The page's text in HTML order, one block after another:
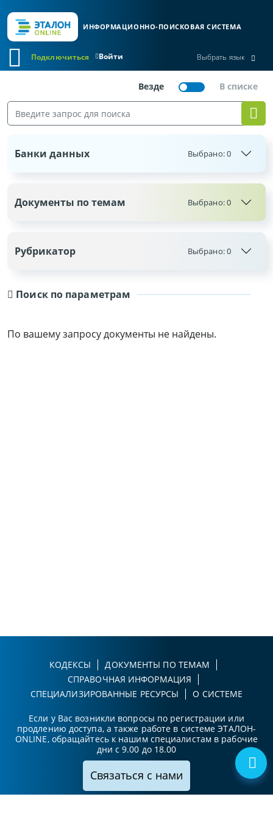
ИНФОРМАЦИОННО-ПОИСКОВАЯ СИСТЕМА
Войти
Подключиться Выбрать язык
Поиск по параметрам
По вашему запросу документы не найдены.
Банки данных Выбрано:0
Документы по темам Выбрано:0
Рубрикатор Выбрано:0
КОДЕКСЫ
ДОКУМЕНТЫ ПО ТЕМАМ
СПРАВОЧНАЯ ИНФОРМАЦИЯ
СПЕЦИАЛИЗИРОВАННЫЕ РЕСУРСЫ
О СИСТЕМЕ
Если у Вас возникли вопросы по регистрации или
продлению доступа, а также работе в системе ЭТАЛОН-
ONLINE, обращайтесь к нашим специалистам в рабочие
дни с 9.00 до 18.00
Связаться с нами